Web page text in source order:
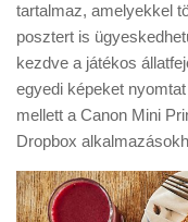
tartalmaz, amelyekkel
posztert is
kezdve a játékos
egyedi képeket
mellett a Canon Mini
Dropbox